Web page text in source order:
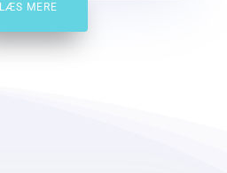
LÆS MERE